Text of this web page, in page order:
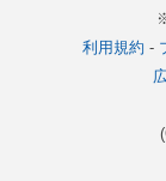
利用規約 -